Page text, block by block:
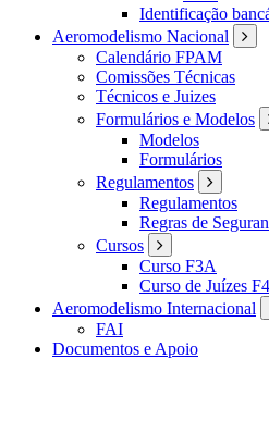
Identificação
Aeromodelismo Nacional
Calendário FPAM
Comissões Técnicas
Técnicos e Juizes
Formulários e Modelos
Modelos
Formulários
Regulamentos
Regulamentos
Regras de
Cursos
Curso F3A
Curso de Juízes F4
Aeromodelismo Internacional
FAI
Documentos e Apoio